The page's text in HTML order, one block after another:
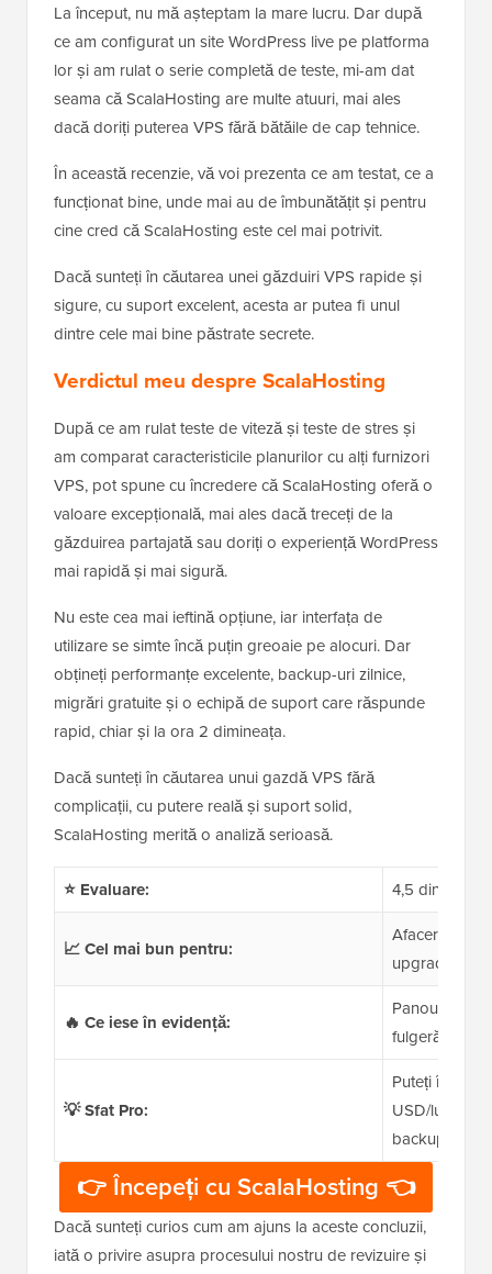
La început, nu mă așteptam la mare lucru. Dar după
ce am configurat un site WordPress live pe platforma
lor și am rulat o serie completă de teste, mi-am dat
seama că ScalaHosting are multe atuuri, mai ales
dacă doriți puterea VPS fără bătăile de cap tehnice.
În această recenzie, vă voi prezenta ce am testat, ce a
funcționat bine, unde mai au de îmbunătățit și pentru
cine cred că ScalaHosting este cel mai potrivit.
Dacă sunteți în căutarea unei găzduiri VPS rapide și
sigure, cu suport excelent, acesta ar putea fi unul
dintre cele mai bine păstrate secrete.
Verdictul meu despre ScalaHosting
După ce am rulat teste de viteză și teste de stres și
am comparat caracteristicile planurilor cu alți furnizori
VPS, pot spune cu încredere că ScalaHosting oferă o
valoare excepțională, mai ales dacă treceți de la
găzduirea partajată sau doriți o experiență WordPress
mai rapidă și mai sigură.
Nu este cea mai ieftină opțiune, iar interfața de
utilizare se simte încă puțin greoaie pe alocuri. Dar
obțineți performanțe excelente, backup-uri zilnice,
migrări gratuite și o echipă de suport care răspunde
rapid, chiar și la ora 2 dimineața.
Dacă sunteți în căutarea unui gazdă VPS fără
complicații, cu putere reală și suport solid,
ScalaHosting merită o analiză serioasă.
⭐ Evaluare: 4,5 din 5
📈 Cel mai bun pentru:
Afaceri mici,
upgrade de
🔥 Ce iese în evidență:
Panou de
fulgerător,
💡 Sfat Pro:
Puteți începe
USD/lună și
backup-uri și
👉 Începeți cu ScalaHosting 👈
Dacă sunteți curios cum am ajuns la aceste concluzii,
iată o privire asupra procesului nostru de revizuire și